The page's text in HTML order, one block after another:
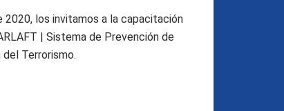
2020, los invitamos a la capacitación
| Sistema de Prevención de
Terrorismo.